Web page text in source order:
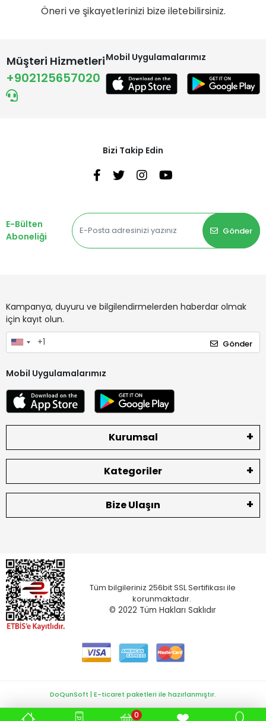
Öneri ve şikayetlerinizi bize iletebilirsiniz.
Müşteri Hizmetleri
+902125657020
Mobil Uygulamalarımız
Bizi Takip Edin
E-Bülten
Aboneliği
Gönder
Kampanya, duyuru ve bilgilendirmelerden haberdar olmak
için kayıt olun.
Gönder
Mobil Uygulamalarımız
Kurumsal
Kategoriler
Bize Ulaşın
Tüm bilgileriniz 256bit SSL Sertifikası ile
korunmaktadır.
© 2022 Tüm Hakları Saklıdır
0
DoQunSoft | E-ticaret paketleri ile hazırlanmıştır.